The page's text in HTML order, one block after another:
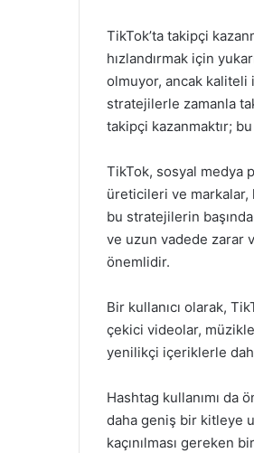
TikTok’ta takipçi
hızlandırmak için
olmuyor, ancak
stratejilerle zamanla
takipçi kazanmaktır;
TikTok, sosyal medya
üreticileri ve markalar,
bu stratejilerin
ve uzun vadede zarar
önemlidir.
Bir kullanıcı olarak,
çekici videolar,
yenilikçi içeriklerle
Hashtag kullanımı da
daha geniş bir kitleye
kaçınılması gereken